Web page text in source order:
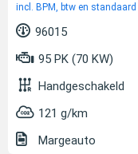
incl. BPM, btw en
96015
95 PK (70 KW)
Handgeschakeld
121 g/km
Margeauto